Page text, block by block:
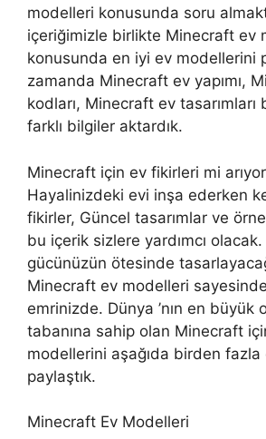
modelleri konusunda soru
içeriğimizle birlikte Minecraft ev
konusunda en iyi ev modellerini
zamanda Minecraft ev yapımı,
kodları, Minecraft ev tasarımları
farklı bilgiler aktardık.
Minecraft için ev fikirleri mi
Hayalinizdeki evi inşa ederken
fikirler, Güncel tasarımlar ve
bu içerik sizlere yardımcı
gücünüzün ötesinde
Minecraft ev modelleri
emrinizde. Dünya ’nın en büyük
tabanına sahip olan Minecraft
modellerini aşağıda birden fazla
paylaştık.
Minecraft Ev Modelleri